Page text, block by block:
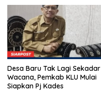
Desa Baru Tak Lagi Sekadar
Wacana, Pemkab KLU Mulai
Siapkan Pj Kades